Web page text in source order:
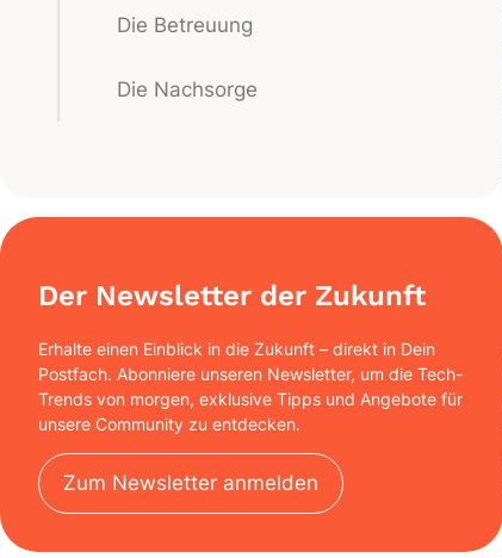
Die Betreuung
Die Nachsorge
Der Newsletter der Zukunft
Erhalte einen Einblick in die Zukunft – direkt in Dein
Postfach. Abonniere unseren Newsletter, um die Tech-
Trends von morgen, exklusive Tipps und Angebote für
unsere Community zu entdecken.
Zum Newsletter anmelden